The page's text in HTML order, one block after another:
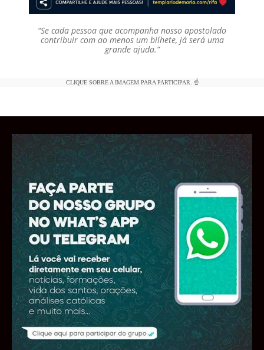
“Se cada pessoa que acompanha nosso apostolado
contribuir com ao menos um bilhete, já será uma
grande ajuda.”
CLIQUE SOBRE A IMAGEM PARA PARTICIPAR. ☝️